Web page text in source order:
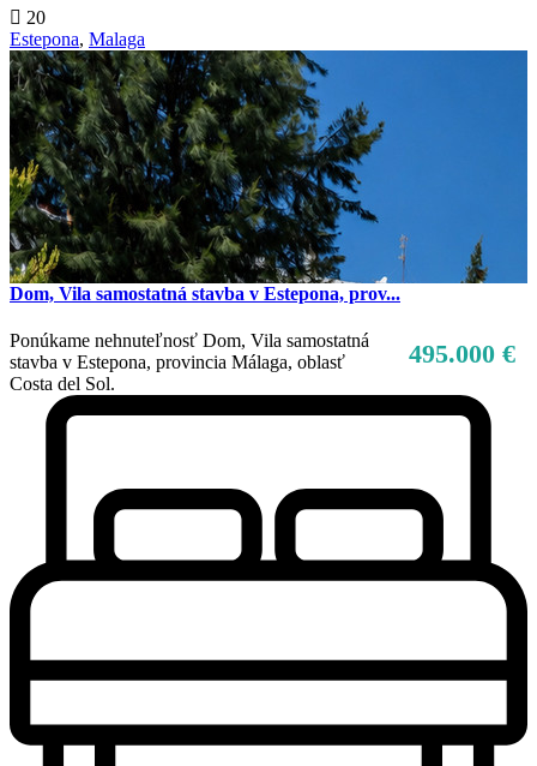
20
Estepona, Malaga
Dom, Vila samostatná stavba v Estepona, prov...
495.000 €
Ponúkame nehnuteľnosť Dom, Vila samostatná
stavba v Estepona, provincia Málaga, oblasť
Costa del Sol.